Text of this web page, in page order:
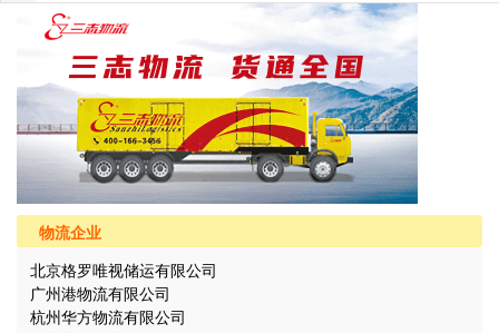
物流企业
北京格罗唯视储运有限公司
广州港物流有限公司
杭州华方物流有限公司